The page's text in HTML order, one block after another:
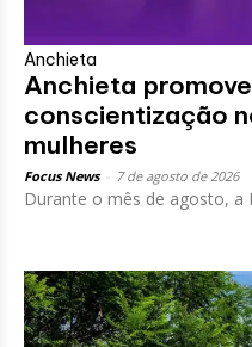
Anchieta
Anchieta
conscientização
mulheres
Focus News 7 de agosto de 2026
Durante o mês de agosto, a